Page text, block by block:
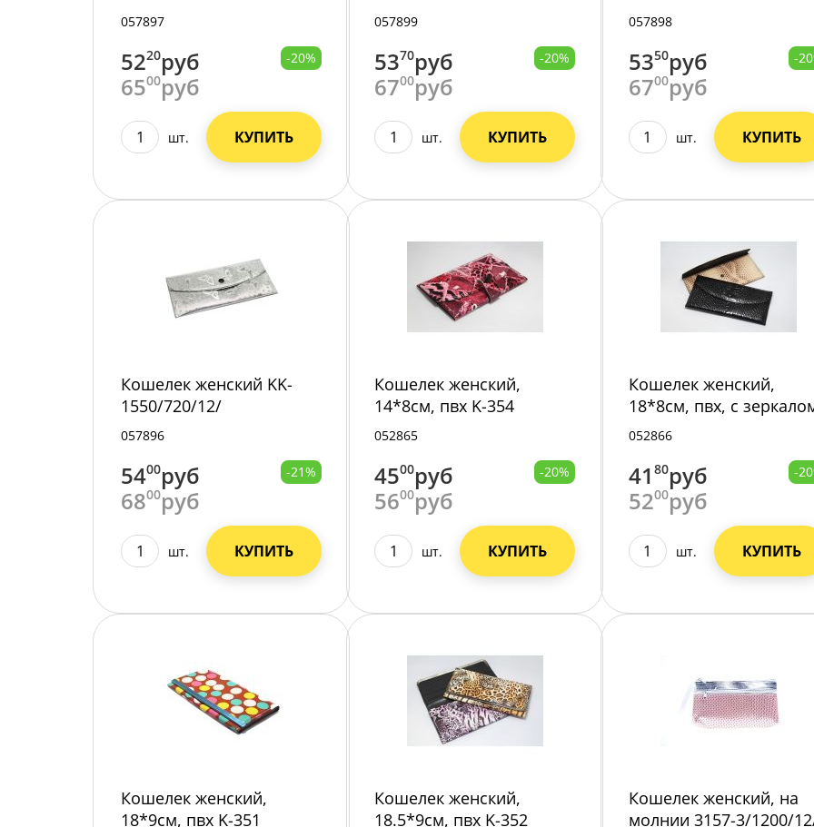
057897
5220руб
6500руб
-20%
шт. КУПИТЬ
057899
5370руб
6700руб
-20%
шт. КУПИТЬ
057898
5350руб
6700руб
-
шт. КУПИТЬ
Кошелек женский KK-
1550/720/12/
057896
5400руб
6800руб
-21%
шт. КУПИТЬ
Кошелек женский,
14*8см, пвх K-354
/12/720/
052865
4500руб
5600руб
-20%
шт. КУПИТЬ
Кошелек женский,
18*8см, пвх, с
K-358 /12/720/
052866
41 80руб
5200руб
-
шт. КУПИТЬ
Кошелек женский,
18*9см, пвх K-351
Кошелек женский,
18.5*9см, пвх K-352
Кошелек женский, на
молнии 3157-3/1200/